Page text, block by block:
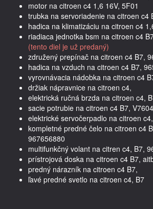
motor na citroen c4 1,6 16V, 5F01
trubka na servoriadenie na citroen c4
hadica na klimatizáciu na citroen c4
riadiaca jednotka bsm na citroen c4
(tento diel je už predaný)
združený prepínač na citroen c4 B7,
hadica na vzduch na citroen c4 B7,
vyrovnávacia nádobka na citroen c4
držiak nápravnice na citroen c4,
elektrická ručná brzda na citroen c4,
sacie potrubie na citroen c4 B7,
elektrické servočerpadlo na citroen
kompletné predné čelo na citroen c4
967656880
multifunkčný volant na citren c4, B7,
prístrojová doska na citroen c4 B7,
predný nárazník na citroen c4 B7,
ľavé predné svetlo na citroen c4, B7